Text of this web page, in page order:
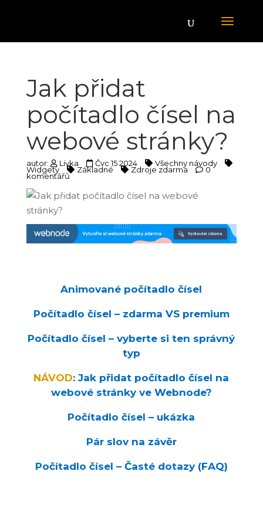
Jak přidat
počítadlo čísel na
webové stránky?
autor: Livka Čvc 15 2024 Všechny návody
Widgety Základné Zdroje zdarma 0
komentářů
Animované počítadlo čísel
Počítadlo čísel – zdarma VS premium
Počítadlo čísel – vyberte si ten správný
typ
NÁVOD: Jak přidat počítadlo čísel na
webové stránky ve Webnode?
Počítadlo čísel – ukázka
Pár slov na závěr
Počítadlo čísel – Časté dotazy (FAQ)